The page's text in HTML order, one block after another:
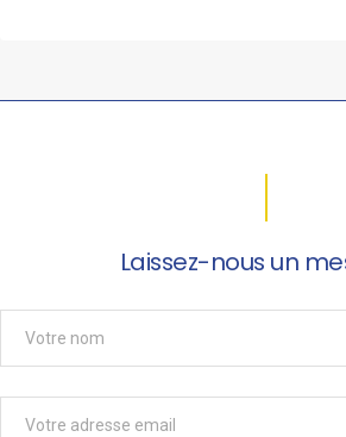
Laissez-nous un